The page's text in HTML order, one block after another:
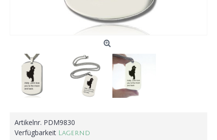
Artikelnr. PDM9830
Verfügbarkeit
Lagernd